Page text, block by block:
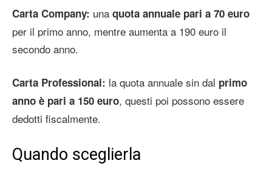
Carta Company: una quota annuale pari a 70 euro
per il primo anno, mentre aumenta a 190 euro il
secondo anno.
Carta Professional: la quota annuale sin dal primo
anno è pari a 150 euro, questi poi possono essere
dedotti fiscalmente.
Quando sceglierla